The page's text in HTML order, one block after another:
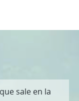
sale en la